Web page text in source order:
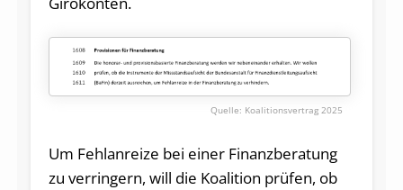
Koalitionsvertrag 2025
Um Fehlanreize bei einer Finanzberatung
zu verringern, will die Koalition prüfen, ob